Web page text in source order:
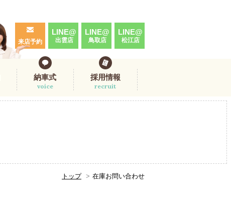
来店予約
LINE@
出雲店
LINE@
鳥取店
LINE@
松江店
納車式
voice
採用情報
recruit
トップ 在庫お問い合わせ